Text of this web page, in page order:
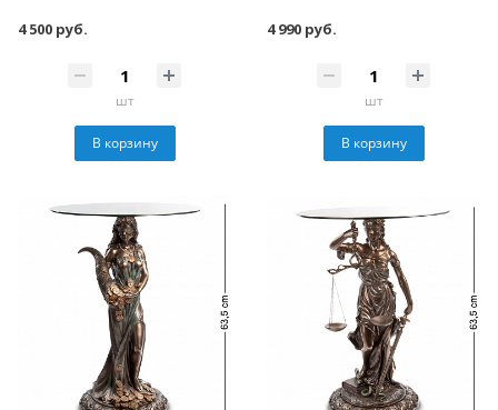
4 500 руб.
шт
В корзину
4 990 руб.
шт
В корзину